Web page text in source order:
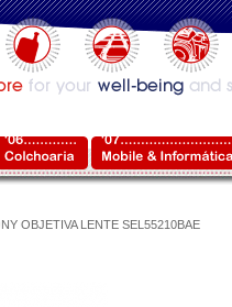
OBJETIVA LENTE SEL55210BAE